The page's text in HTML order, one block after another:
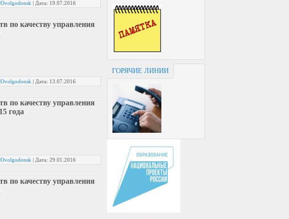
ГОРЯЧИЕ ЛИНИИ
| Дата: 19.07.2016
по качеству управления
| Дата: 13.07.2016
по качеству управления
года
| Дата: 29.01.2016
по качеству управления